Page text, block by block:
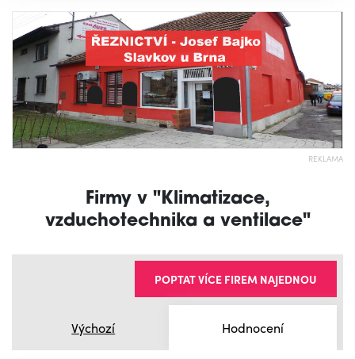
REKLAMA
Firmy v "Klimatizace,
vzduchotechnika a ventilace"
Výchozí Hodnocení
POPTAT VÍCE FIREM NAJEDNOU